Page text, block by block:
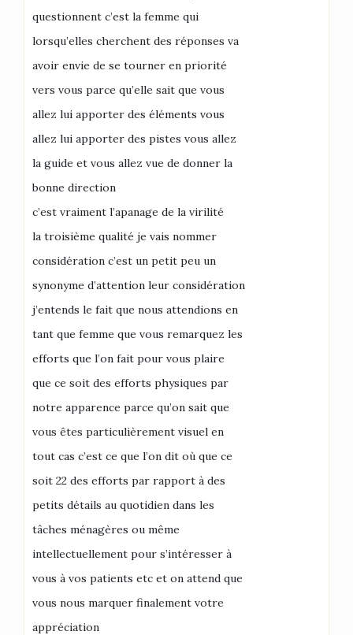
questionnent c’est la femme qui
lorsqu’elles cherchent des réponses va
avoir envie de se tourner en priorité
vers vous parce qu’elle sait que vous
allez lui apporter des éléments vous
allez lui apporter des pistes vous allez
la guide et vous allez vue de donner la
bonne direction
c’est vraiment l’apanage de la virilité
la troisième qualité je vais nommer
considération c’est un petit peu un
synonyme d’attention leur considération
j’entends le fait que nous attendions en
tant que femme que vous remarquez les
efforts que l’on fait pour vous plaire
que ce soit des efforts physiques par
notre apparence parce qu’on sait que
vous êtes particulièrement visuel en
tout cas c’est ce que l’on dit où que ce
soit 22 des efforts par rapport à des
petits détails au quotidien dans les
tâches ménagères ou même
intellectuellement pour s’intéresser à
vous à vos patients etc et on attend que
vous nous marquer finalement votre
appréciation